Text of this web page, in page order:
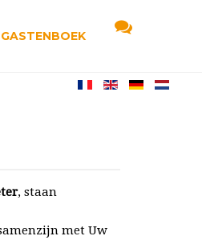
GASTENBOEK
, staan
met Uw